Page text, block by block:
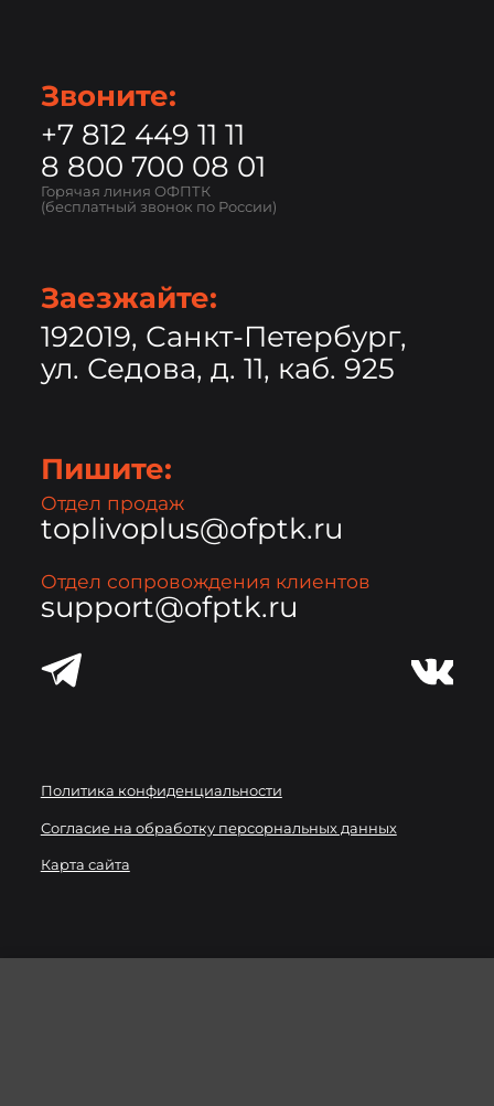
Звоните:
+7 812 449 11 11
8 800 700 08 01
Горячая линия ОФПТК
(бесплатный звонок по России)
Заезжайте:
192019, Санкт-Петербург,
ул. Седова, д. 11, каб. 925
Пишите:
Отдел продаж
toplivoplus@ofptk.ru
Отдел сопровождения клиентов
support@ofptk.ru
Политика конфиденциальности
Согласие на обработку персорнальных данных
Карта сайта